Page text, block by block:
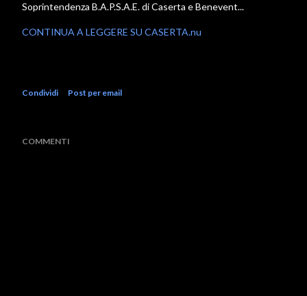
Soprintendenza B.A.P.S.A.E. di Caserta e Benevent...
CONTINUA A LEGGERE SU CASERTA.nu
Condividi Post per email
COMMENTI